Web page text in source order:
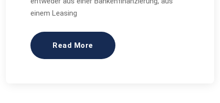
einem Leasing
Read More